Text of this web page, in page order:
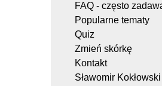
FAQ - często
Popularne tematy
Quiz
Zmień skórkę
Kontakt
Sławomir